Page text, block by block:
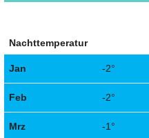
Nachttemperatur
Jan -2°
Feb -2°
Mrz -1°